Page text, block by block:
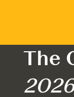
The
2026